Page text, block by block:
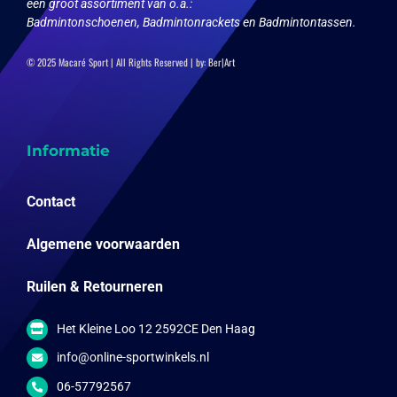
een groot assortiment van o.a.:
Badmintonschoenen, Badmintonrackets en Badmintontassen.
© 2025 Macaré Sport | All Rights Reserved | by:Ber|Art
Informatie
Contact
Algemene voorwaarden
Ruilen & Retourneren
Het Kleine Loo 12 2592CE Den Haag
info@online-sportwinkels.nl
06-57792567